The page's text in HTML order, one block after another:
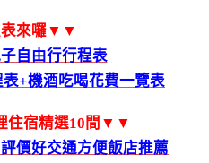
來囉▼▼
自由行行程表
+機酒吃喝花費一覽表
住宿精選10間▼▼
價好交通方便飯店推薦